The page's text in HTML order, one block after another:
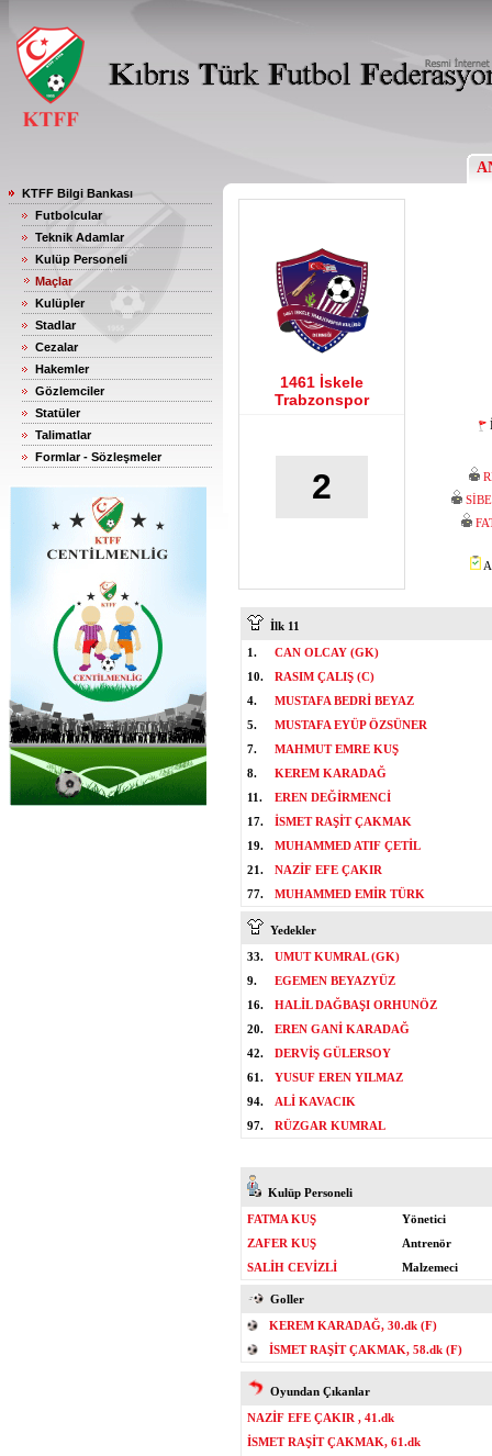
KTFF Bilgi Bankası
Futbolcular
Teknik Adamlar
Kulüp Personeli
Maçlar
Kulüpler
Stadlar
Cezalar
Hakemler
Gözlemciler
Statüler
Talimatlar
Formlar - Sözleşmeler
1461 İskele
Trabzonspor
2
İlk 11
1.
CAN OLCAY (GK)
10.
RASIM ÇALIŞ (C)
4.
MUSTAFA BEDRİ BEYAZ
5.
MUSTAFA EYÜP ÖZSÜNER
7.
MAHMUT EMRE KUŞ
8.
KEREM KARADAĞ
11.
EREN DEĞİRMENCİ
17.
İSMET RAŞİT ÇAKMAK
19.
MUHAMMED ATIF ÇETİL
21.
NAZİF EFE ÇAKIR
77.
MUHAMMED EMİR TÜRK
Yedekler
33.
UMUT KUMRAL (GK)
9.
EGEMEN BEYAZYÜZ
16.
HALİL DAĞBAŞI ORHUNÖZ
20.
EREN GANİ KARADAĞ
42.
DERVİŞ GÜLERSOY
61.
YUSUF EREN YILMAZ
94.
ALİ KAVACIK
97.
RÜZGAR KUMRAL
Kulüp Personeli
FATMA KUŞ
Yönetici
ZAFER KUŞ
Antrenör
SALİH CEVİZLİ
Malzemeci
Goller
KEREM KARADAĞ, 30.dk (F)
İSMET RAŞİT ÇAKMAK, 58.dk (F)
Oyundan Çıkanlar
NAZİF EFE ÇAKIR , 41.dk
İSMET RAŞİT ÇAKMAK, 61.dk